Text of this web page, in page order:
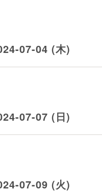
07-04 (木)
07-07 (日)
07-09 (火)